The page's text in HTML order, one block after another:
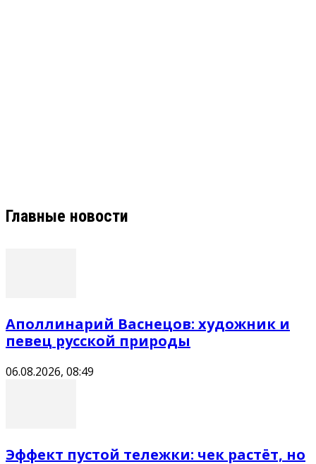
Главные новости
Аполлинарий Васнецов: художник и
певец русской природы
06.08.2026, 08:49
Эффект пустой тележки: чек растёт, но